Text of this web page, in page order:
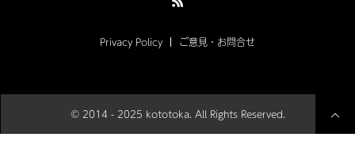
Privacy Policy ご意見・お問合せ
© 2014 - 2025 kototoka. All Rights Reserved.